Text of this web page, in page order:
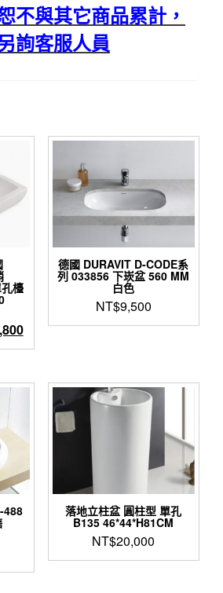
不與其它商品累計，
詢客服人員
檯
。
目
前
格：
NT$12,800。
德國 DURAVIT D-CODE系
列 033856 下崁盆 560 MM
白色
NT$9,500
488 落地立柱盆 圓柱型 單孔
B135 46*44*H81CM
NT$20,000